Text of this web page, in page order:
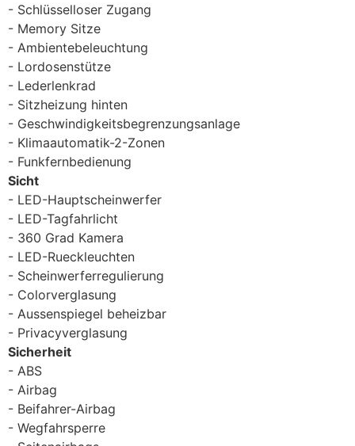
Schlüsselloser Zugang
Memory Sitze
Ambientebeleuchtung
Lordosenstütze
Lederlenkrad
Sitzheizung hinten
Geschwindigkeitsbegrenzungsanlage
Klimaautomatik-2-Zonen
Funkfernbedienung
Sicht
LED-Hauptscheinwerfer
LED-Tagfahrlicht
360 Grad Kamera
LED-Rueckleuchten
Scheinwerferregulierung
Colorverglasung
Aussenspiegel beheizbar
Privacyverglasung
Sicherheit
ABS
Airbag
Beifahrer-Airbag
Wegfahrsperre